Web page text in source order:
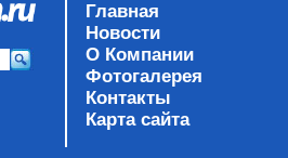
Главная
Новости
О Компании
Фотогалерея
Контакты
Карта сайта